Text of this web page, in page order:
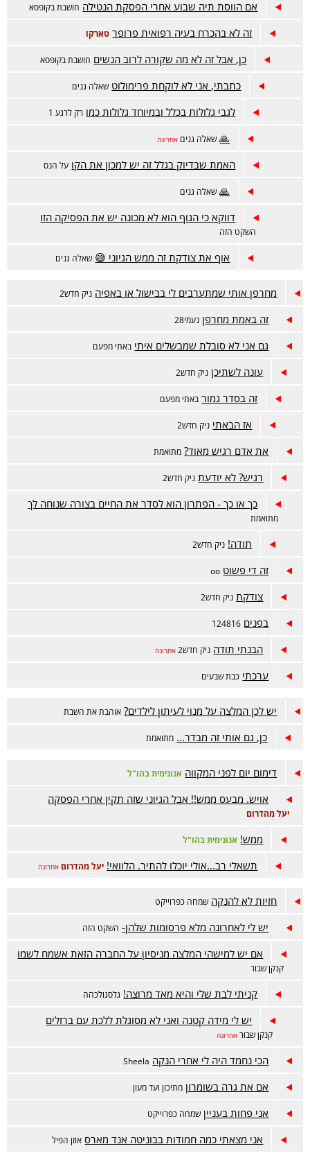
אם הווסת תיה שבוע אחרי הפסקת הנטילה חושבת בקופסא
זה לא בהכרח בעיה רפואית פרופר טארקו
כן, אבל זה לא מה שקורה לרוב הנשים חושבת בקופסא
כתבתי, אני לא לוקחת פרימולוט שאלה גנים
לגבי גלולות בכלל ובמיוחד גלולות כמו רק לרגע 1
🙏 שאלה גנים אחרונה
האמת שבדיוק בגלל זה יש למכון את הקו על הנס
🙏 שאלה גנים
דווקא כי הגוף הוא לא מכונה יש את הפסיקה הזו
השקט הזה
אוף את צודקת זה ממש הגיוני 😅 שאלה גנים
מחרפן אותי שמתערבים לי בבישול או באפיה ניק חדש2
זה באמת מחרפן נעמי28
גם אני לא סובלת שמבשלים איתי באתי מפעם
עונה לשתיכן ניק חדש2
זה בסדר גמור באתי מפעם
אז הבאתי ניק חדש2
את אדם רגיש מאוד? מתואמת
רגיש? לא יודעת ניק חדש2
כך או כך - הפתרון הוא לסדר את החיים בצורה שנוחה לך
מתואמת
תודה! ניק חדש2
זה די פשוט oo
צודקת ניק חדש2
בפנים 124816
הבנתי תודה ניק חדש2 אחרונה
ערכתי כבת שבעים
יש לכן המלצה על מנוי לעיתון לילדים? אוהבת את השבת
כן, גם אותי זה מבדר... מתואמת
דימום יום לפני המקווה אנונימית בהו"ל
אויש. מבעס ממש!! אבל הגיוני שזה תקין אחרי הפסקה
יעל מהדרום
ממש! אנונימית בהו"ל
תשאלי רב...אולי יוכלו להתיר. הלוואי! יעל מהדרום אחרונה
חזיות לא להנקה שמחה כפרוייקט
יש לי לאחרונה מלא פרסומות שלהן- השקט הזה
אם יש למישהי המלצה מניסיון על החברה הזאת אשמח לשמו
קנקן שבור
קניתי לבת שלי והיא מאד מרוצה! גלסגולכהה
יש לי מידה קטנה ואני לא מסוגלת ללכת עם ברזלים
קנקן שבור אחרונה
הכי נחמד היה לי אחרי הנקה Sheela
אם את גרה בשומרון מתיכון ועד מעון
אני פחות בעניין שמחה כפרוייקט
אני מצאתי כמה חמודות בבוניטה אנד מארס אוזן הפיל